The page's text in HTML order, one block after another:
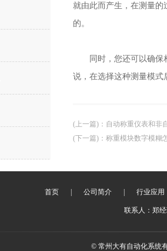
就由此而产生，在测量的
的。
同时，您还可以确保相
说，在选择这种测量模式
(上一篇) ： 自动称重仪表和非
(下一篇) ： 称重模块数字模糊
首页 公司简介 行业应用
联系人：郑
© 常州大有自动化系统